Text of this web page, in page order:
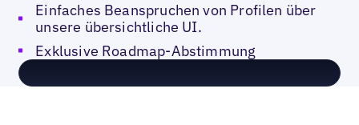
Einfaches Beanspruchen von Profilen über
unsere übersichtliche UI.
Exklusive Roadmap-Abstimmung